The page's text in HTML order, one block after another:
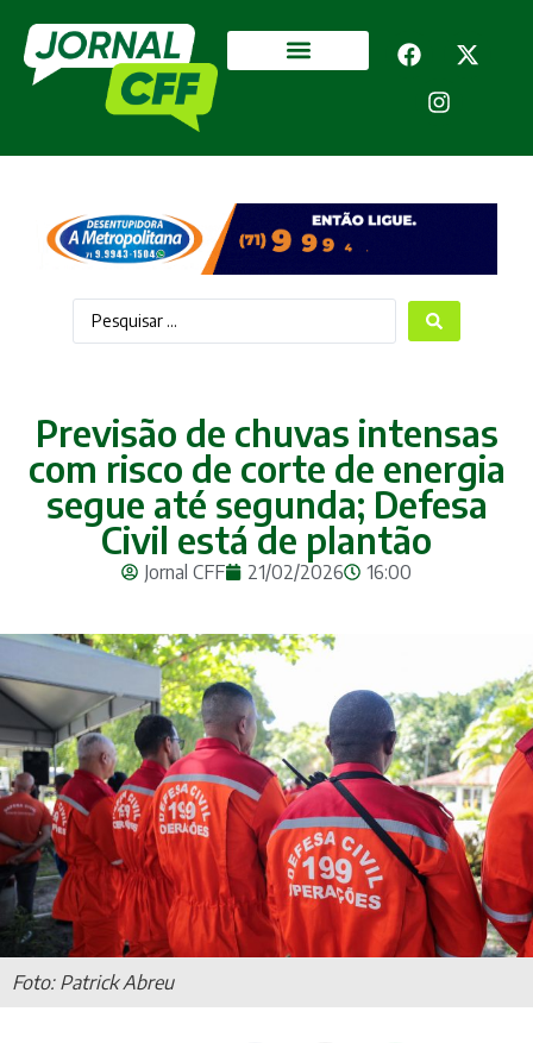
Previsão de chuvas intensas
com risco de corte de energia
segue até segunda; Defesa
Civil está de plantão
Jornal CFF 21/02/2026 16:00
Foto: Patrick Abreu